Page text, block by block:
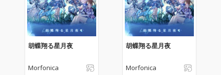
胡蝶翔る星月夜
Morfonica
胡蝶翔る星月夜
Morfonica